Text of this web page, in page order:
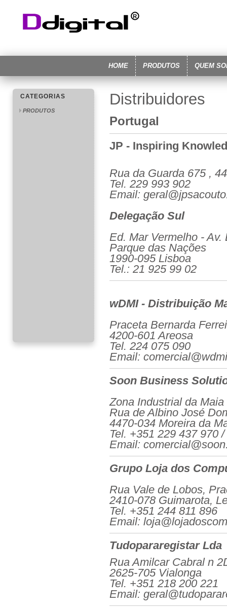
HOME PRODUTOS QUEM
CATEGORIAS
PRODUTOS
Distribuidores
Portugal
JP - Inspiring
Rua da Guarda 675 ,
Tel. 229 993 902
Email:
Delegação Sul
Ed. Mar Vermelho -
Parque das Nações
1990-095 Lisboa
Tel.: 21 925 99 02
wDMI - Distribuição
Praceta Bernarda
4200-601 Areosa
Tel. 224 075 090
Email:
Soon Business
Zona Industrial da
Rua de Albino José
4470-034 Moreira da
Tel. +351 229 437 970
Email:
Grupo Loja dos
Rua Vale de Lobos,
2410-078 Guimarota,
Tel. +351 244 811 896
Email:
Tudopararegistar Lda
Rua Amilcar Cabral n
2625-705 Vialonga
Tel. +351 218 200 221
Email: